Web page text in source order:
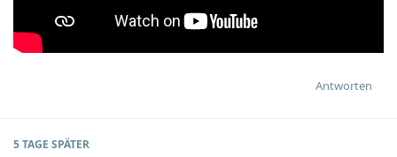
Antworten
5 TAGE SPÄTER